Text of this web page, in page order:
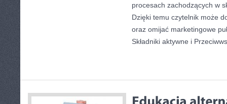
procesach zachodzących w
Dzięki temu czytelnik może
oraz omijać marketingowe
Składniki aktywne i